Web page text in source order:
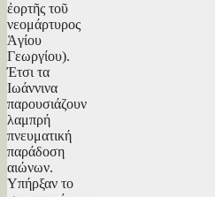
ἐορτῆς τοῦ
νεομάρτυρος
Ἁγίου
Γεωργίου).
Έτσι τα
Ιωάννινα
παρουσιάζουν
λαμπρή
πνευματική
παράδοση
αιώνων.
Υπήρξαν το